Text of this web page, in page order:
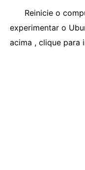
Reinicie o
experimentar o
acima , clique para